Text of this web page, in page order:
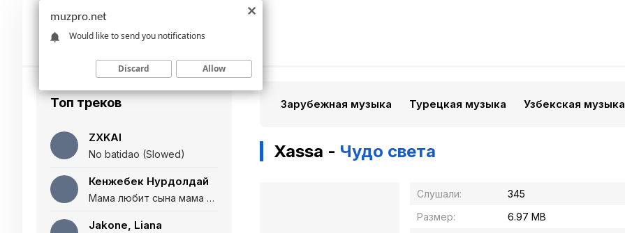
Топ треков
ZXKAI
No batidao (Slowed)
Кенжебек Нурдолдай
Мама любит сына мама любит дочь (Полная версия)
Jakone, Liana
Зарубежная музыка Турецкая музыка Узбекская музыка
Xassa - Чудо света
Слушали:
345
Размер:
6.97 MB
muzpro.net
Would like to send you notifications
Discard Allow